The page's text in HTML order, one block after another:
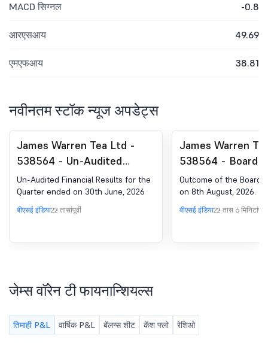
MACD सिग्नल -0.8
आरएसआय 49.69
एमएफआय 38.81
नवीनतम स्टॉक न्यूज अपडेट्स
James Warren Tea Ltd -
538564 - Un-Audited
Financial Results For The
Quarter Ended On 30Th
June, 2026
Un-Audited Financial Results for the
Quarter ended on 30th June, 2026
बीएसई इंडिया22 तासांपूर्वी
James Warren
538564 - Board
Outcome for
The Board
8Th August, 2026
Outcome of the Board
on 8th August, 2026.
बीएसई इंडिया22 तास 6 मिनिटांपूर्वी
जेम्स वॉरेन टी फायनान्शियल्स
तिमाही P&L वार्षिक P&L बॅलन्स शीट कॅश फ्लो रेशिओ